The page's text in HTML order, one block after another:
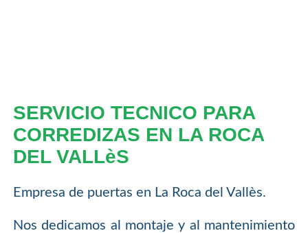
SERVICIO TECNICO PARA
CORREDIZAS EN LA ROCA
DEL VALLèS
Empresa de puertas en La Roca del Vallès.
Nos dedicamos al montaje y al mantenimiento